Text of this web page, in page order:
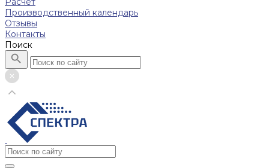
Производственный календарь
Отзывы
Контакты
Поиск